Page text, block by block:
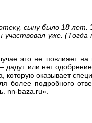
сыну было 18
уже. (Тогда
это не повлияет
или нет
оказывает
более подробного
nn-baza.ru».